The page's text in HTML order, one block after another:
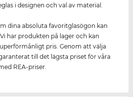
i designen och val av material.
dina absoluta favoritglasögon kan
har produkten på lager och kan
pris. Genom att välja
till det lägsta priset för våra
REA-priser.